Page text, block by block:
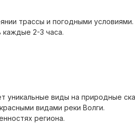
трассы и погодными условиями.
каждые 2-3 часа.
уникальные виды на природные
видами реки Волги.
региона.